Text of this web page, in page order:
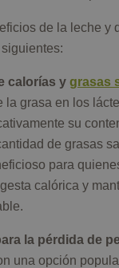
de la leche y
calorías y grasas
la grasa en los
su
de grasas
para
calórica y
la pérdida de
una opción